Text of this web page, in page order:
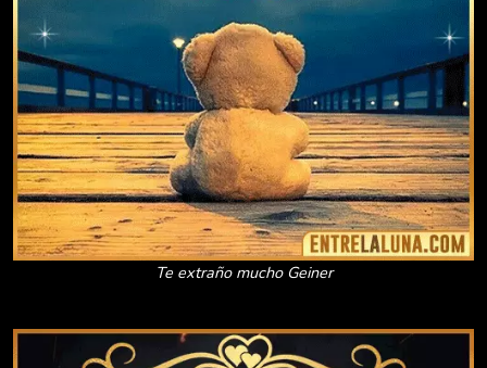
Te extraño mucho Geiner